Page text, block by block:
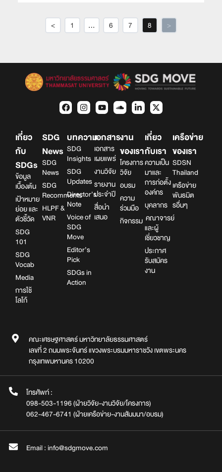
< 1 … 6 7 8 >
เกี่ยว
กับ
SDGs
ข้อมูล
เบื้องต้น
เป้าหมาย
ย่อย และ
ตัวชี้วัด
SDG
101
SDG
Vocab
Media
การใช้
โลโก้
SDG
News
SDG
News
SDG
Recomments
HLPF &
VNR
บทความ
SDG
Insights
SDG
Updates
Director’s
Note
Voice of
SDG
Move
Editor’s
Pick
SDGs in
Action
เอกสาร
เอกสาร
เผยแพร่
งานวิจัย
รายงาน
ประจำปี
สื่อนำ
เสนอ
งาน
ของเรา
โครงการ
วิจัย
อบรม
ความ
ร่วมมือ
กิจกรรม
เกี่ยว
กับเรา
ความเป็น
มาและ
การก่อตั้ง
องค์กร
บุคลากร
คณาจารย์
และผู้
เชี่ยวชาญ
ประกาศ
รับสมัคร
งาน
เครือข่าย
ของเรา
SDSN
Thailand
เครือข่าย
พันธมิต
รอื่นๆ
คณะเศรษฐศาสตร์ มหาวิทยาลัยธรรมศาสตร์
เลขที่ 2 ถนนพระจันทร์ แขวงพระบรมมหาราชวัง เขตพระนคร
กรุงเทพมหานคร 10200
โทรศัพท์ :
098-503-1196 (ฝ่ายวิจัย-งานวิจัย/โครงการ)
062-467-6741 (ฝ่ายเครือข่าย-งานสัมมนา/อบรม)
Email : info@sdgmove.com